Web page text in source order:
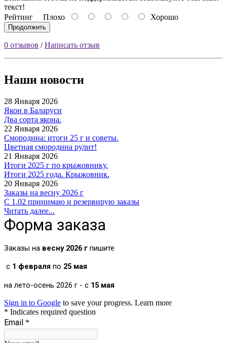
текст!
Рейтинг Плохо Хорошо
Продолжить
0 отзывов /Написать отзыв
Наши новости
28 Января 2026
Якон в Баларуси
Два сорта якона.
22 Января 2026
Смородина: итоги 25 г и советы.
Цветная смородина рулит!
21 Января 2026
Итоги 2025 г по крыжовнику.
Итоги 2025 года. Крыжовник.
20 Января 2026
Заказы на весну 2026 г
С 1.02 принимаю и резервирую заказы
Читать далее...